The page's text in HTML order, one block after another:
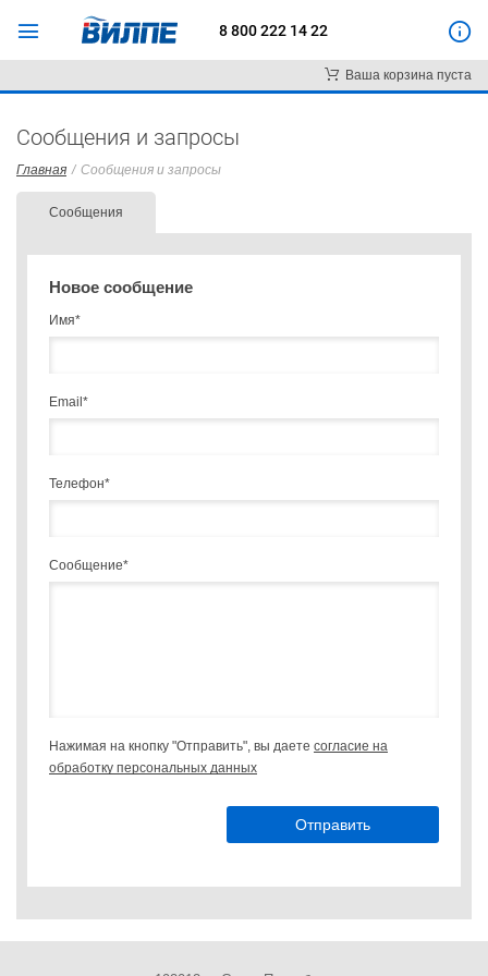
8 800 222 14 22
Ваша корзина пуста
Сообщения и запросы
Главная / Сообщения и запросы
Сообщения
Новое сообщение
Имя*
Email*
Телефон*
Сообщение*
Нажимая на кнопку "Отправить", вы даете cогласие на
обработку персональных данных